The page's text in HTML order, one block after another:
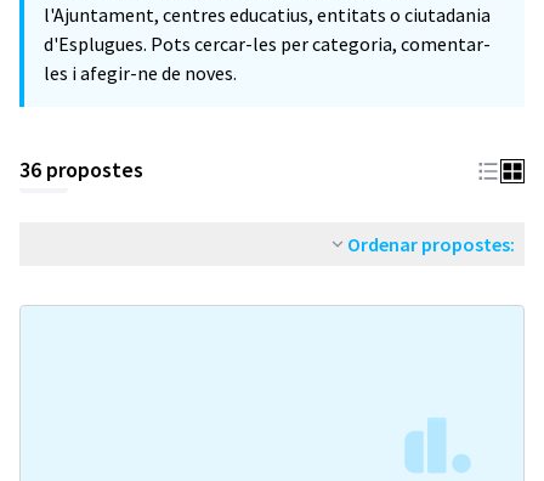
l'Ajuntament, centres educatius, entitats o ciutadania
d'Esplugues. Pots cercar-les per categoria, comentar-
les i afegir-ne de noves.
36 propostes
Ordenar propostes: